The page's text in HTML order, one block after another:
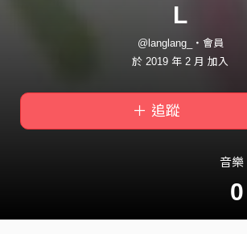
L
@langlang_・會員
於 2019 年 2 月 加入
＋ 追蹤
音樂
0